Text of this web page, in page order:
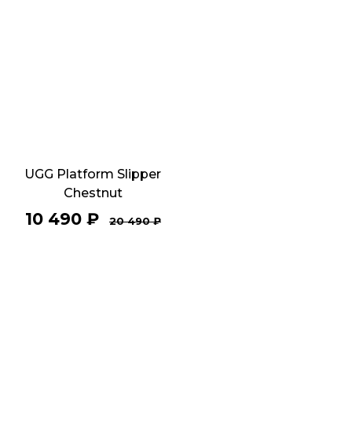
UGG Platform Slipper
Chestnut
10 490₽ 20 490₽